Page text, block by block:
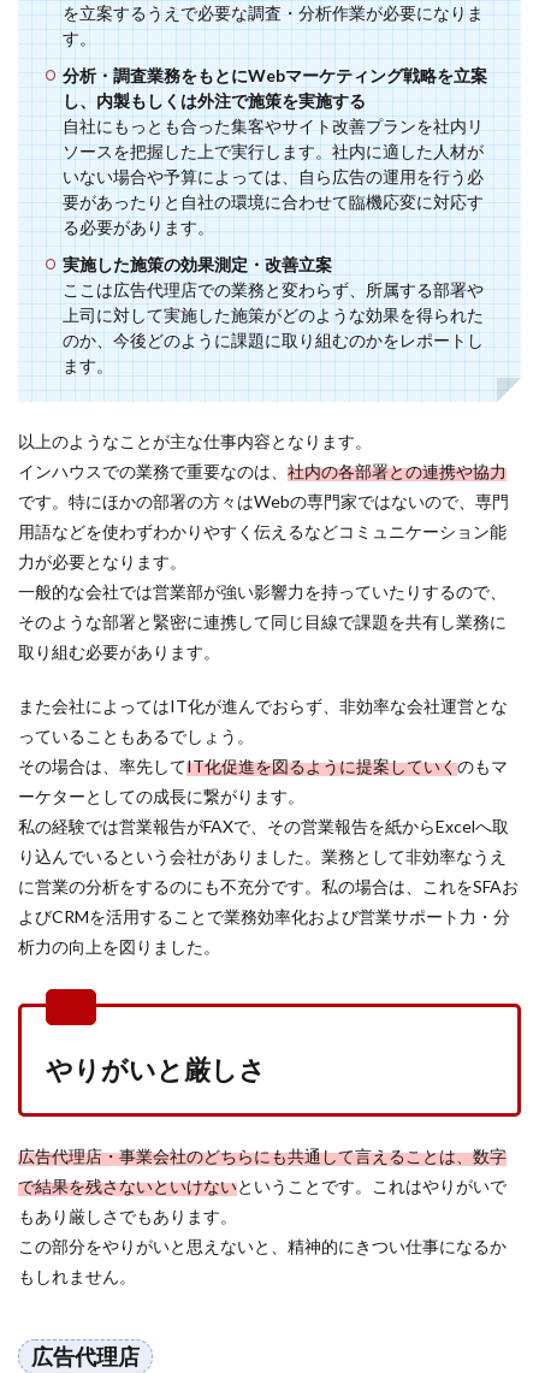
を立案するうえで必要な調査・分析作業が必要になりま
す。
分析・調査業務をもとにWebマーケティング戦略を立案
し、内製もしくは外注で施策を実施する
自社にもっとも合った集客やサイト改善プランを社内リ
ソースを把握した上で実行します。社内に適した人材が
いない場合や予算によっては、自ら広告の運用を行う必
要があったりと自社の環境に合わせて臨機応変に対応す
る必要があります。
実施した施策の効果測定・改善立案
ここは広告代理店での業務と変わらず、所属する部署や
上司に対して実施した施策がどのような効果を得られた
のか、今後どのように課題に取り組むのかをレポートし
ます。
以上のようなことが主な仕事内容となります。
インハウスでの業務で重要なのは、 社内の各部署との連携や協力
です。特にほかの部署の方々はWebの専門家ではないので、専門
用語などを使わずわかりやすく伝えるなどコミュニケーション能
力が必要となります。
一般的な会社では営業部が強い影響力を持っていたりするので、
そのような部署と緊密に連携して同じ目線で課題を共有し業務に
取り組む必要があります。
また会社によってはIT化が進んでおらず、非効率な会社運営とな
っていることもあるでしょう。
その場合は、率先してIT化促進を図るように提案していくのもマ
ーケターとしての成長に繋がります。
私の経験では営業報告がFAXで、その営業報告を紙からExcelへ取
り込んでいるという会社がありました。業務として非効率なうえ
に営業の分析をするのにも不充分です。私の場合は、これをSFAお
よびCRMを活用することで業務効率化および営業サポート力・分
析力の向上を図りました。
やりがいと厳しさ
広告代理店・事業会社のどちらにも共通して言えることは、数字
で結果を残さないといけないということです。これはやりがいで
もあり厳しさでもあります。
この部分をやりがいと思えないと、精神的にきつい仕事になるか
もしれません。
広告代理店